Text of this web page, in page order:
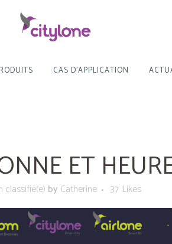
CAS D’APPLICATION
ET
classifié(e) by Catherine 37 Likes